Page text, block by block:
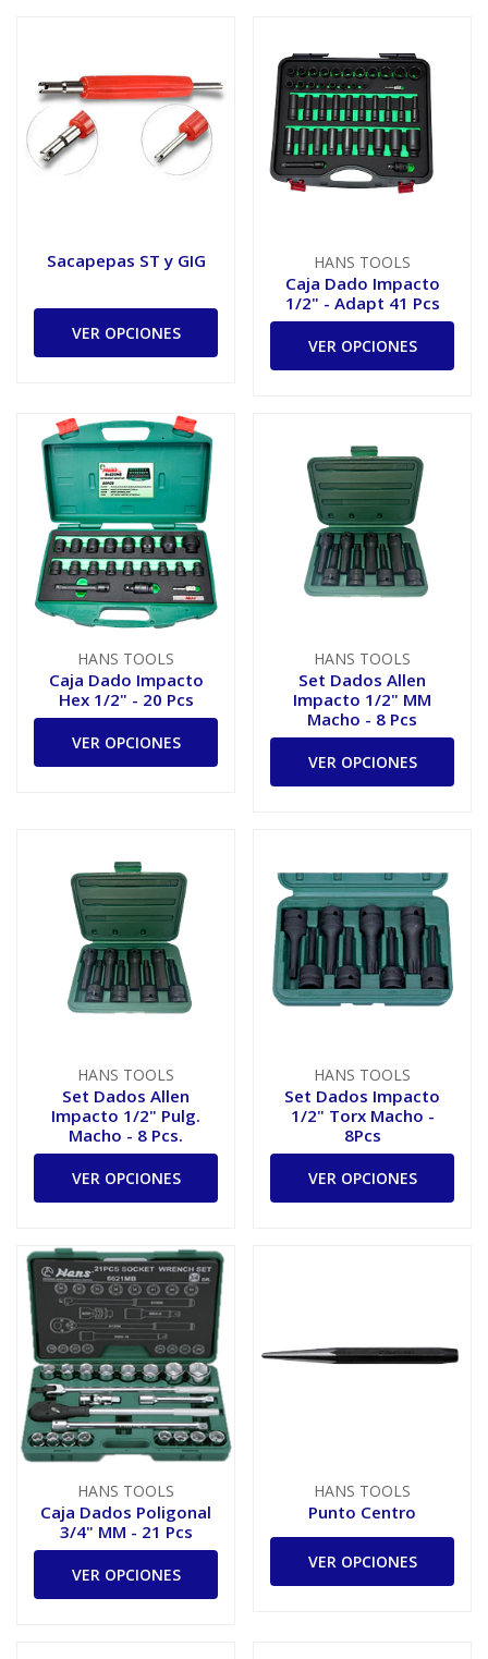
Sacapepas ST y GIG
VER OPCIONES
HANS TOOLS
Caja Dado Impacto
1/2" - Adapt 41 Pcs
VER OPCIONES
HANS TOOLS
Caja Dado Impacto
Hex 1/2" - 20 Pcs
VER OPCIONES
HANS TOOLS
Set Dados Allen
Impacto 1/2" MM
Macho - 8 Pcs
VER OPCIONES
HANS TOOLS
Set Dados Allen
Impacto 1/2" Pulg.
Macho - 8 Pcs.
VER OPCIONES
HANS TOOLS
Set Dados Impacto
1/2" Torx Macho -
8Pcs
VER OPCIONES
HANS TOOLS
Caja Dados Poligonal
3/4" MM - 21 Pcs
VER OPCIONES
HANS TOOLS
Punto Centro
VER OPCIONES